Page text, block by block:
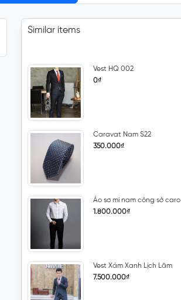
Similar items
Vest HQ 002
0₫
Caravat Nam S22
350.000₫
Áo sơ mi nam công sở caro
1.800.000₫
Vest Xám Xanh Lịch Lãm
7.500.000₫